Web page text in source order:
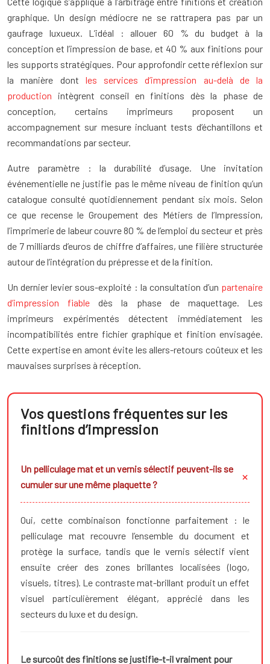
graphique. Un design médiocre ne se rattrapera pas par un
gaufrage luxueux. L’idéal : allouer 60 % du budget à la
conception et l’impression de base, et 40 % aux finitions pour
les supports stratégiques. Pour approfondir cette réflexion sur
la manière dont les services d’impression au-delà de la
production intègrent conseil en finitions dès la phase de
conception, certains imprimeurs proposent un
accompagnement sur mesure incluant tests d’échantillons et
recommandations par secteur.
Autre paramètre : la durabilité d’usage. Une invitation
événementielle ne justifie pas le même niveau de finition qu’un
catalogue consulté quotidiennement pendant six mois. Selon
ce que recense le Groupement des Métiers de l’Impression,
l’imprimerie de labeur couvre 80 % de l’emploi du secteur et près
de 7 milliards d’euros de chiffre d’affaires, une filière structurée
autour de l’intégration du prépresse et de la finition.
Un dernier levier sous-exploité : la consultation d’un partenaire
d’impression fiable dès la phase de maquettage. Les
imprimeurs expérimentés détectent immédiatement les
incompatibilités entre fichier graphique et finition envisagée.
Cette expertise en amont évite les allers-retours coûteux et les
mauvaises surprises à réception.
Vos questions fréquentes sur les
finitions d’impression
Un pelliculage mat et un vernis sélectif peuvent-ils se
cumuler sur une même plaquette ?
Oui, cette combinaison fonctionne parfaitement : le
pelliculage mat recouvre l’ensemble du document et
protège la surface, tandis que le vernis sélectif vient
ensuite créer des zones brillantes localisées (logo,
visuels, titres). Le contraste mat-brillant produit un effet
visuel particulièrement élégant, apprécié dans les
secteurs du luxe et du design.
Le surcoût des finitions se justifie-t-il vraiment pour